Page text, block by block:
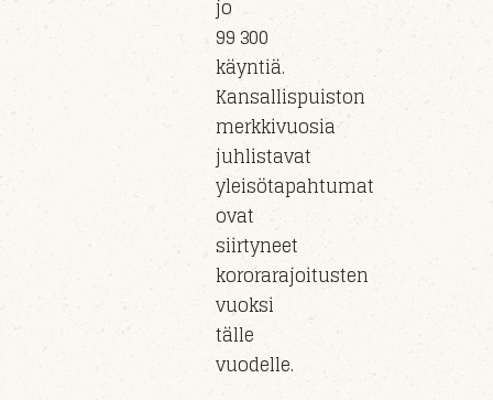
jo
99 300
käyntiä.
Kansallispuiston
merkkivuosia
juhlistavat
yleisötapahtumat
ovat
siirtyneet
kororarajoitusten
vuoksi
tälle
vuodelle.